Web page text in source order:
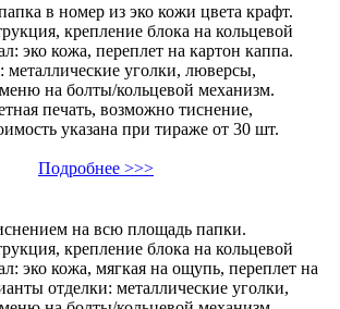
в номер из эко кожи цвета крафт.
крепление блока на кольцевой
эко кожа, переплет на картон каппа.
металлические уголки, люверсы,
на болты/кольцевой механизм.
печать, возможно тиснение,
указана при тираже от 30 шт.
Подробнее >>>
на всю площадь папки.
крепление блока на кольцевой
эко кожа, мягкая на ощупь, переплет на
отделки: металлические уголки,